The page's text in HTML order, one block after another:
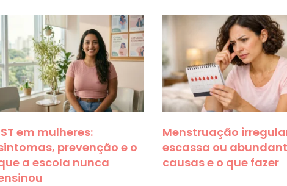
em mulheres:
prevenção e o
a escola nunca
Menstruação
escassa ou
causas e o que fazer